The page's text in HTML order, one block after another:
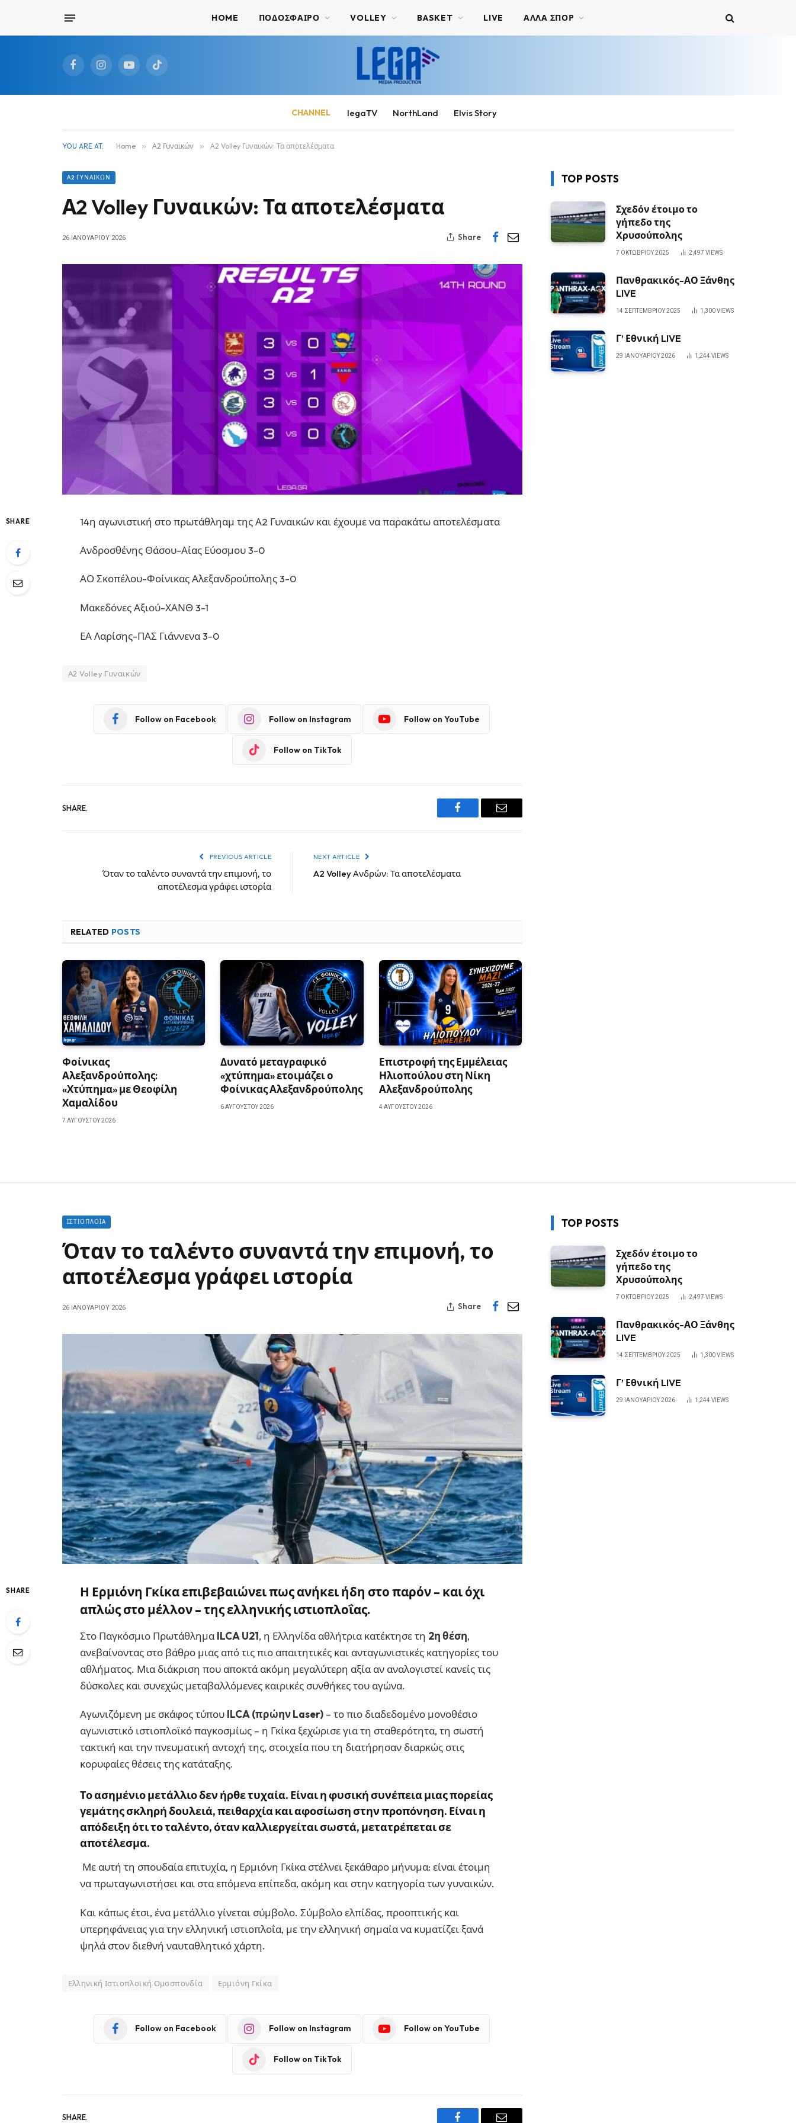
HOME ΠΟΔΟΣΦΑΙΡΟ VOLLEY BASKET LIVE ΑΛΛΑ ΣΠΟΡ
FacebookInstagramYouTubeTikTok
CHANNEL legaTV NorthLand Elvis Story
YOU ARE AT: Home » Α2 Γυναικών » Α2 Volley Γυναικών: Τα αποτελέσματα
Α2 ΓΥΝΑΙΚΏΝ
Α2 Volley Γυναικών: Τα αποτελέσματα
26 ΙΑΝΟΥΑΡΊΟΥ 2026 Share
SHARE 14η αγωνιστική στο πρωτάθληαμ της Α2 Γυναικών και έχουμε να παρακάτω αποτελέσματα
Ανδροσθένης Θάσου-Αίας Εύοσμου 3-0
ΑΟ Σκοπέλου-Φοίνικας Αλεξανδρούπολης 3-0
Μακεδόνες Αξιού-ΧΑΝΘ 3-1
ΕΑ Λαρίσης-ΠΑΣ Γιάννενα 3-0
Α2 Volley Γυναικών
Follow on Facebook Follow on Instagram Follow on YouTube
Follow on TikTok
SHARE.
Facebook Email
PREVIOUS ARTICLE
Όταν το ταλέντο συναντά την επιμονή, το
αποτέλεσμα γράφει ιστορία
NEXT ARTICLE
A2 Volley Ανδρών: Τα αποτελέσματα
RELATED POSTS
Φοίνικας
Αλεξανδρούπολης:
«Χτύπημα» με Θεοφίλη
Χαμαλίδου
7 ΑΥΓΟΎΣΤΟΥ 2026
Δυνατό μεταγραφικό
«χτύπημα» ετοιμάζει ο
Φοίνικας Αλεξανδρούπολης
6 ΑΥΓΟΎΣΤΟΥ 2026
Επιστροφή της Εμμέλειας
Ηλιοπούλου στη Νίκη
Αλεξανδρούπολης
4 ΑΥΓΟΎΣΤΟΥ 2026
TOP POSTS
Σχεδόν έτοιμο το
γήπεδο της
Χρυσούπολης
7 ΟΚΤΩΒΡΊΟΥ 2025 2,497 VIEWS
Πανθρακικός-ΑΟ Ξάνθης
LIVE
14 ΣΕΠΤΕΜΒΡΊΟΥ 2025 1,300VIEWS
Γ’ Εθνική LIVE
29 ΙΑΝΟΥΑΡΊΟΥ 2026 1,244 VIEWS
ΙΣΤΙΟΠΛΟΪ́Α
Όταν το ταλέντο συναντά την επιμονή, το
αποτέλεσμα γράφει ιστορία
26 ΙΑΝΟΥΑΡΊΟΥ 2026 Share
SHARE
Η Ερμιόνη Γκίκα επιβεβαιώνει πως ανήκει ήδη στο παρόν – και όχι
απλώς στο μέλλον – της ελληνικής ιστιοπλοΐας.
Στο Παγκόσμιο Πρωτάθλημα ILCA U21, η Ελληνίδα αθλήτρια κατέκτησε τη 2η θέση,
ανεβαίνοντας στο βάθρο μιας από τις πιο απαιτητικές και ανταγωνιστικές κατηγορίες του
αθλήματος. Μια διάκριση που αποκτά ακόμη μεγαλύτερη αξία αν αναλογιστεί κανείς τις
δύσκολες και συνεχώς μεταβαλλόμενες καιρικές συνθήκες του αγώνα.
Αγωνιζόμενη με σκάφος τύπου ILCA (πρώην Laser) – το πιο διαδεδομένο μονοθέσιο
αγωνιστικό ιστιοπλοϊκό παγκοσμίως – η Γκίκα ξεχώρισε για τη σταθερότητα, τη σωστή
τακτική και την πνευματική αντοχή της, στοιχεία που τη διατήρησαν διαρκώς στις
κορυφαίες θέσεις της κατάταξης.
Το ασημένιο μετάλλιο δεν ήρθε τυχαία. Είναι η φυσική συνέπεια μιας πορείας
γεμάτηςσκληρή δουλειά, πειθαρχία και αφοσίωση στην προπόνηση. Είναι η
απόδειξη ότι το ταλέντο, όταν καλλιεργείται σωστά, μετατρέπεται σε
αποτέλεσμα.
Με αυτή τη σπουδαία επιτυχία, η Ερμιόνη Γκίκα στέλνει ξεκάθαρο μήνυμα: είναι έτοιμη
να πρωταγωνιστήσει και στα επόμενα επίπεδα, ακόμη και στην κατηγορία των γυναικών.
Και κάπως έτσι, ένα μετάλλιο γίνεται σύμβολο. Σύμβολο ελπίδας, προοπτικής και
υπερηφάνειας για την ελληνική ιστιοπλοΐα, με την ελληνική σημαία να κυματίζει ξανά
ψηλά στον διεθνή ναυταθλητικό χάρτη.
Ελληνική Ιστιοπλοϊκή Ομοσπονδία Ερμιόνη Γκίκα
Follow on Facebook Follow on Instagram Follow on YouTube
Follow on TikTok
SHARE.
TOP POSTS
Σχεδόν έτοιμο το
γήπεδο της
Χρυσούπολης
7 ΟΚΤΩΒΡΊΟΥ 2025 2,497 VIEWS
Πανθρακικός-ΑΟ Ξάνθης
LIVE
14 ΣΕΠΤΕΜΒΡΊΟΥ 2025 1,300VIEWS
Γ’ Εθνική LIVE
29 ΙΑΝΟΥΑΡΊΟΥ 2026 1,244 VIEWS